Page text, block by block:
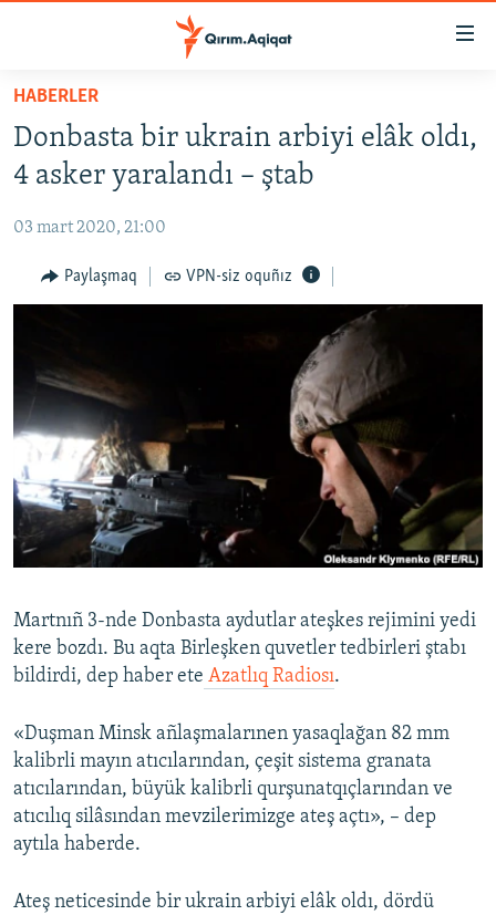
Esas
qaytmaq
Baş
navigatsiyağa
qaytmaq
qaytmaq
HABERLER
SİYASET
İQTİSADİYAT
CEMİYET
MEDENİYET
SÜRET
BLOGLAR
FİKİR
Русский
Українською
QOŞULIÑIZ!
RFE/RS bütün saytları
HABERLER
Donbasta bir ukrain arbiyi elâk oldı,
4 asker yaralandı – ştab
03 mart 2020, 21:00
Paylaşmaq VPN-siz oquñız
Martnıñ 3-nde Donbasta aydutlar ateşkes rejimini yedi
kere bozdı. Bu aqta Birleşken quvetler tedbirleri ştabı
bildirdi, dep haber ete Azatlıq Radiosı.
«Duşman Minsk añlaşmalarınen yasaqlağan 82 mm
kalibrli mayın atıcılarından, çeşit sistema granata
atıcılarından, büyük kalibrli qurşunatqıçlarından ve
atıcılıq silâsından mevzilerimizge ateş açtı», – dep
aytıla haberde.
Ateş neticesinde bir ukrain arbiyi elâk oldı, dördü